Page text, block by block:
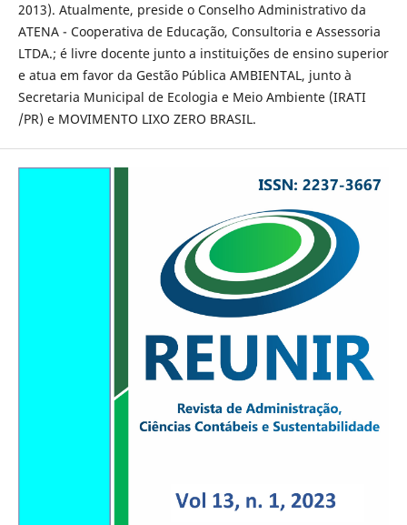
2013). Atualmente, preside o Conselho Administrativo da
ATENA - Cooperativa de Educação, Consultoria e Assessoria
LTDA.; é livre docente junto a instituições de ensino superior
e atua em favor da Gestão Pública AMBIENTAL, junto à
Secretaria Municipal de Ecologia e Meio Ambiente (IRATI
/PR) e MOVIMENTO LIXO ZERO BRASIL.